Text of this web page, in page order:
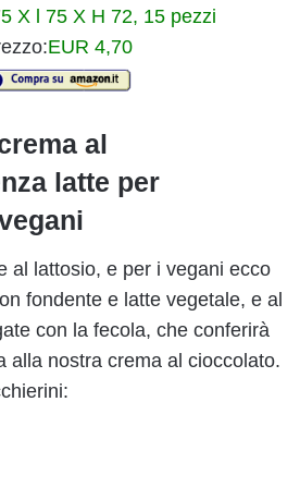
X l 75 X H 72, 15 pezzi
EUR 4,70
al
latte per
al lattosio, e per i vegani ecco
fondente e latte vegetale, e al
con la fecola, che conferirà
alla nostra crema al cioccolato.